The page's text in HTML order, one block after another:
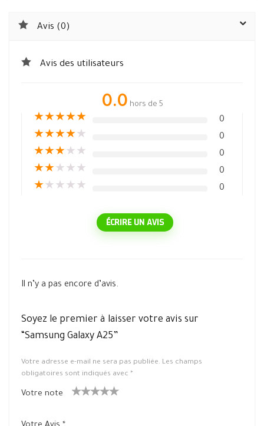
Avis (0)
Avis des utilisateurs
0.0 hors de 5
★★★★★ 0
★★★★★ 0
★★★★ ★ 0
★★★ ★ ★ 0
★★ ★ ★ ★ 0
ÉCRIRE UN AVIS
Il n’y a pas encore d’avis.
Soyez le premier à laisser votre avis sur
“Samsung Galaxy A25”
Votre adresse e-mail ne sera pas publiée. Les champs
obligatoires sont indiqués avec *
Votre note